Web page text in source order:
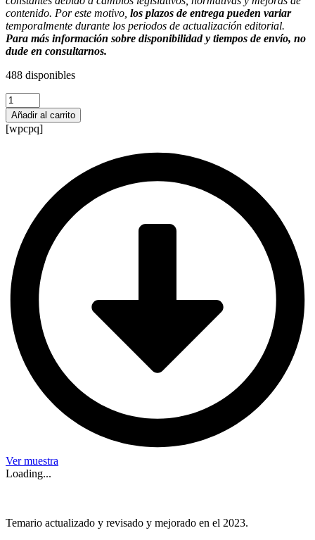
contenido. Por este motivo, los plazos de entrega pueden variar
temporalmente durante los periodos de actualización editorial.
Para más información sobre disponibilidad y tiempos de envío, no
dude en consultarnos.
488 disponibles
Temario
de
Tecnología
I
Añadir al carrito
[wpcpq]
Ver muestra
Loading...
Temario actualizado y revisado y mejorado en el 2023.